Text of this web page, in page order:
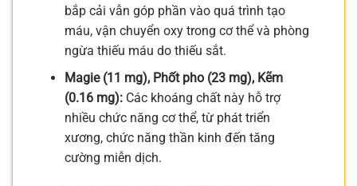
bắp cải vẫn góp phần vào quá trình tạo
máu, vận chuyển oxy trong cơ thể và phòng
ngừa thiếu máu do thiếu sắt.
Magie (11 mg), Phốt pho (23 mg), Kẽm
(0.16 mg):Các khoáng chất này hỗ trợ
nhiều chức năng cơ thể, từ phát triển
xương, chức năng thần kinh đến tăng
cường miễn dịch.